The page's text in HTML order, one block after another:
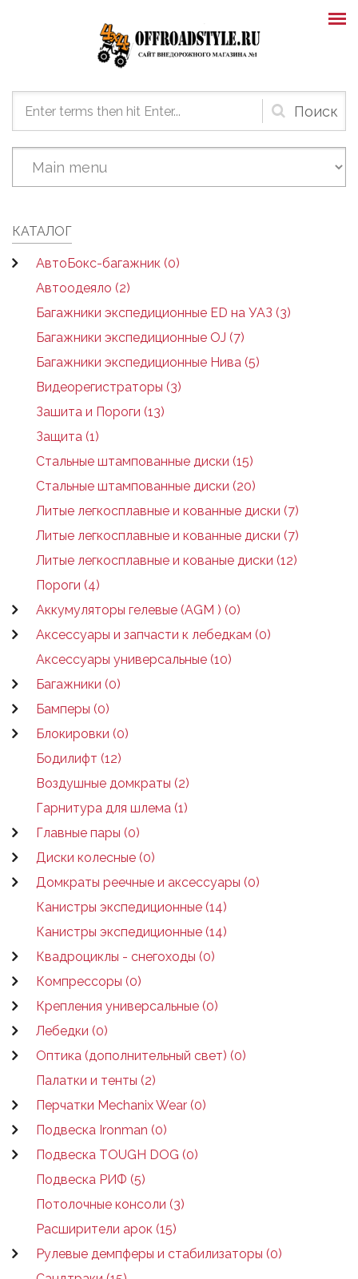
Форма
поиска
КАТАЛОГ
АвтоБокс-багажник (0)
Автоодеяло (2)
Багажники экспедиционные ED на УАЗ (3)
Багажники экспедиционные OJ (7)
Багажники экспедиционные Нива (5)
Видеорегистраторы (3)
Зашита и Пороги (13)
Защита (1)
Стальные штампованные диски (15)
Стальные штампованные диски (20)
Литые легкосплавные и кованные диски (7)
Литые легкосплавные и кованные диски (7)
Литые легкосплавные и кованые диски (12)
Пороги (4)
Аккумуляторы гелевые (AGM ) (0)
Аксессуары и запчасти к лебедкам (0)
Аксессуары универсальные (10)
Багажники (0)
Бамперы (0)
Блокировки (0)
Бодилифт (12)
Воздушные домкраты (2)
Гарнитура для шлема (1)
Главные пары (0)
Диски колесные (0)
Домкраты реечные и аксессуары (0)
Канистры экспедиционные (14)
Канистры экспедиционные (14)
Квадроциклы - снегоходы (0)
Компрессоры (0)
Крепления универсальные (0)
Лебедки (0)
Оптика (дополнительный свет) (0)
Палатки и тенты (2)
Перчатки Mechanix Wear (0)
Подвеска Ironman (0)
Подвеска TOUGH DOG (0)
Подвеска РИФ (5)
Потолочные консоли (3)
Расширители арок (15)
Рулевые демпферы и стабилизаторы (0)